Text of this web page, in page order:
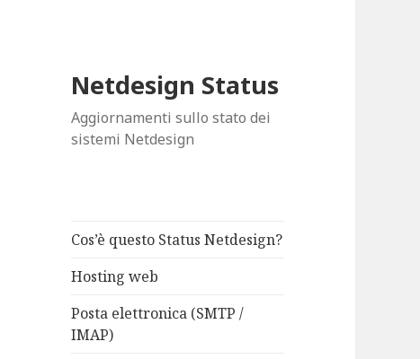
Netdesign Status
Aggiornamenti sullo stato dei
sistemi Netdesign
Cos’è questo Status Netdesign?
Hosting web
Posta elettronica (SMTP /
IMAP)